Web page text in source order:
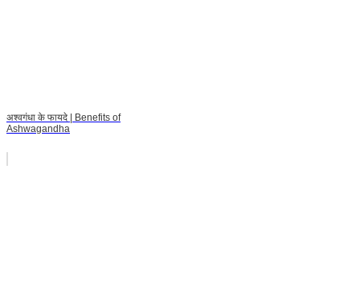
अश्वगंधा के फायदे | Benefits of
Ashwagandha